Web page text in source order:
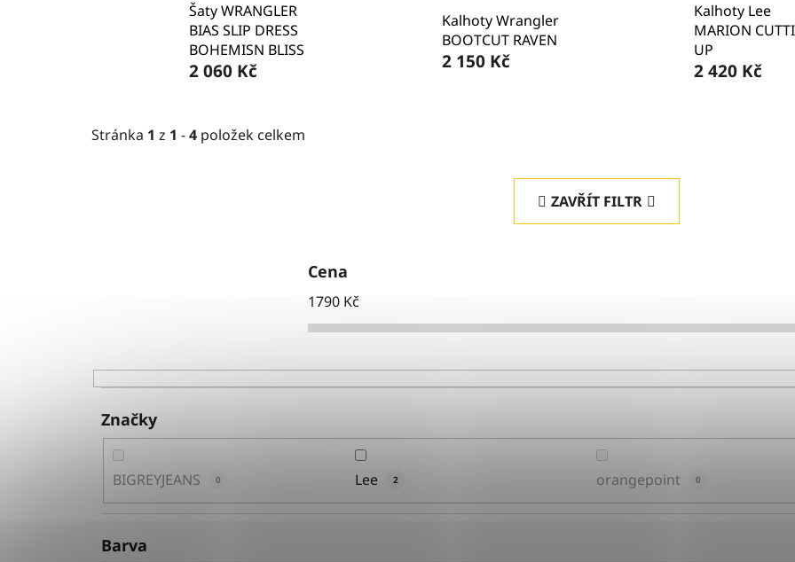
Šaty WRANGLER
BIAS SLIP DRESS
BOHEMISN BLISS
2 060 Kč
Kalhoty Wrangler
BOOTCUT RAVEN
2 150 Kč
Kalhoty Lee
MARION
UP
2 420 Kč
Stránka 1 z 1 -4 položek celkem
ZAVŘÍT FILTR
Cena
1790 Kč
Značky
BIGREYJEANS 0 Lee 2 orangepoint 0
Barva